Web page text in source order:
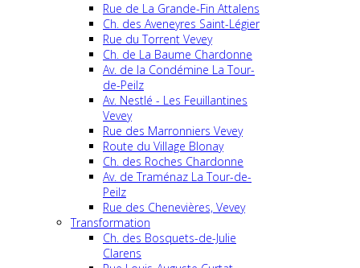
Rue de La Grande-Fin Attalens
Ch. des Aveneyres Saint-Légier
Rue du Torrent Vevey
Ch. de La Baume Chardonne
Av. de la Condémine La Tour-
de-Peilz
Av. Nestlé - Les Feuillantines
Vevey
Rue des Marronniers Vevey
Route du Village Blonay
Ch. des Roches Chardonne
Av. de Traménaz La Tour-de-
Peilz
Rue des Chenevières, Vevey
Transformation
Ch. des Bosquets-de-Julie
Clarens